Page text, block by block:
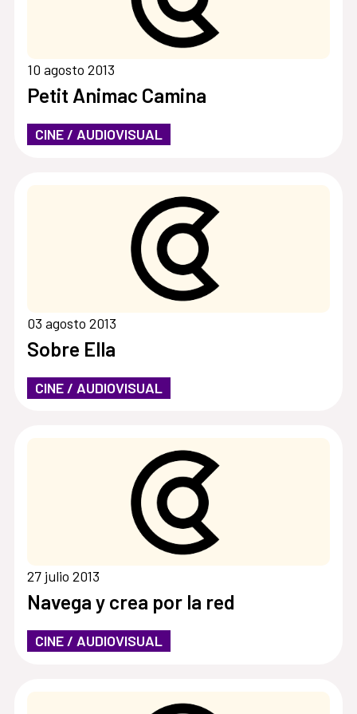
10 agosto 2013
Petit Animac Camina
CINE / AUDIOVISUAL
03 agosto 2013
Sobre Ella
CINE / AUDIOVISUAL
27 julio 2013
Navega y crea por la red
CINE / AUDIOVISUAL